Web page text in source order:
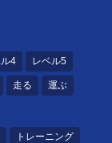
4 レベル5
走る 運ぶ
トレーニング